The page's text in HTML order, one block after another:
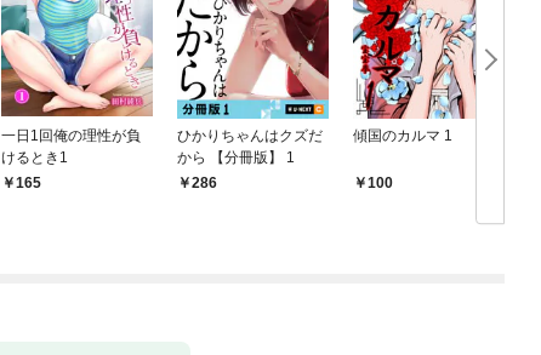
一日1回俺の理性が負
けるとき1
165
ひかりちゃんはクズだ
から 【分冊版】 1
286
傾国のカルマ 1
100